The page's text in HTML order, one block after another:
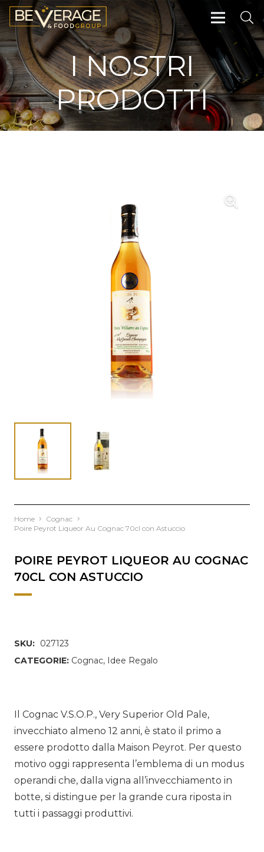
I NOSTRI
PRODOTTI
Home
Cognac
Poire Peyrot Liqueor Au Cognac 70cl con Astuccio
POIRE PEYROT LIQUEOR AU COGNAC
70CL CON ASTUCCIO
SKU: 027123
CATEGORIE: Cognac, Idee Regalo
Il Cognac V.S.O.P., Very Superior Old Pale,
invecchiato almeno 12 anni, è stato il primo a
essere prodotto dalla Maison Peyrot. Per questo
motivo oggi rappresenta l’emblema di un modus
operandi che, dalla vigna all’invecchiamento in
botte, si distingue per la grande cura riposta in
tutti i passaggi produttivi.